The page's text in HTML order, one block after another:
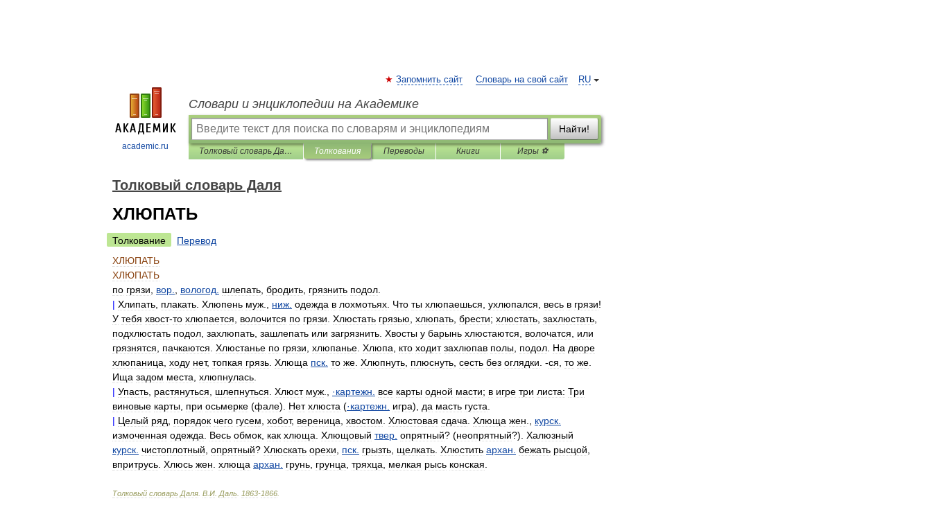
academic.ru
RU
Запомнить сайт Словарь на свой сайт
Словари и энциклопедии на Академике
Найти!
Толковый словарь Даля Толкования Переводы Книги Игры ⚽
Толковый словарь Даля
ХЛЮПАТЬ
Толкование
Перевод
ХЛЮПАТЬ
ХЛЮПАТЬ
по грязи вор вологод шлепать бродить грязнить подол
| Хлипать плакать Хлюпень муж ниж одежда в лохмотьях Что ты хлюпаешься ухлюпался весь в грязи!
У тебя хвост-то хлюпается волочится по грязи Хлюстать грязью хлюпать брести; хлюстать захлюстать
подхлюстать подол захлюпать зашлепать или загрязнить Хвосты у барынь хлюстаются волочатся
или
грязнятся
пачкаются Хлюстанье по грязи хлюпанье Хлюпа кто ходит захлюпав полы подол На дворе
хлюпаница ходу нет, топкая грязь Хлюща пск то же Хлюпнуть плюснуть сесть без оглядки . -ся то же
Ища задом места хлюпнулась
| Упасть растянуться шлепнуться Хлюст муж ·картежн все карты одной масти; в игре три листа: Три
виновые карты при осьмерке (фале). Нет хлюста (·картежн игра), да масть густа
| Целый ряд порядок чего гусем хобот, вереница хвостом Хлюстовая сдача Хлюща жен курск
измоченная одежда Весь обмок как хлюща Хлющовый твер опрятный? (неопрятный?). Халюзный
курск чистоплотный опрятный? Хлюскать орехи пск грызть щелкать Хлюстить архан бежать рысцой
впритрусь Хлюсь жен хлюща архан грунь грунца тряхца мелкая рысь конская
Толковый словарь Даля В И Даль 1863-1866